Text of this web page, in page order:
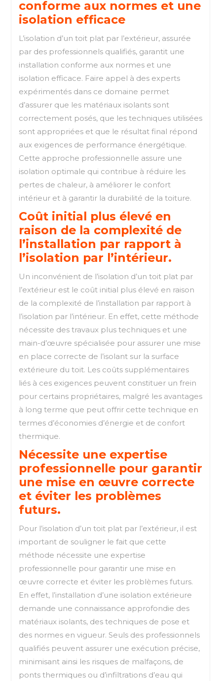
conforme aux normes et une
isolation efficace
L’isolation d’un toit plat par l’extérieur, assurée
par des professionnels qualifiés, garantit une
installation conforme aux normes et une
isolation efficace. Faire appel à des experts
expérimentés dans ce domaine permet
d’assurer que les matériaux isolants sont
correctement posés, que les techniques utilisées
sont appropriées et que le résultat final répond
aux exigences de performance énergétique.
Cette approche professionnelle assure une
isolation optimale qui contribue à réduire les
pertes de chaleur, à améliorer le confort
intérieur et à garantir la durabilité de la toiture.
Coût initial plus élevé en
raison de la complexité de
l’installation par rapport à
l’isolation par l’intérieur.
Un inconvénient de l’isolation d’un toit plat par
l’extérieur est le coût initial plus élevé en raison
de la complexité de l’installation par rapport à
l’isolation par l’intérieur. En effet, cette méthode
nécessite des travaux plus techniques et une
main-d’œuvre spécialisée pour assurer une mise
en place correcte de l’isolant sur la surface
extérieure du toit. Les coûts supplémentaires
liés à ces exigences peuvent constituer un frein
pour certains propriétaires, malgré les avantages
à long terme que peut offrir cette technique en
termes d’économies d’énergie et de confort
thermique.
Nécessite une expertise
professionnelle pour garantir
une mise en œuvre correcte
et éviter les problèmes
futurs.
Pour l’isolation d’un toit plat par l’extérieur, il est
important de souligner le fait que cette
méthode nécessite une expertise
professionnelle pour garantir une mise en
œuvre correcte et éviter les problèmes futurs.
En effet, l’installation d’une isolation extérieure
demande une connaissance approfondie des
matériaux isolants, des techniques de pose et
des normes en vigueur. Seuls des professionnels
qualifiés peuvent assurer une exécution précise,
minimisant ainsi les risques de malfaçons, de
ponts thermiques ou d’infiltrations d’eau qui